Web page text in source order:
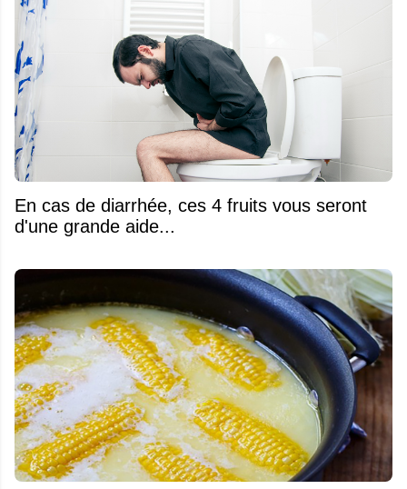
En cas de diarrhée, ces 4 fruits vous seront
d'une grande aide...